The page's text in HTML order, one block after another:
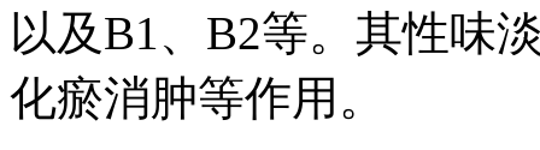
以及B1、B2等。其性味
化瘀消肿等作用。